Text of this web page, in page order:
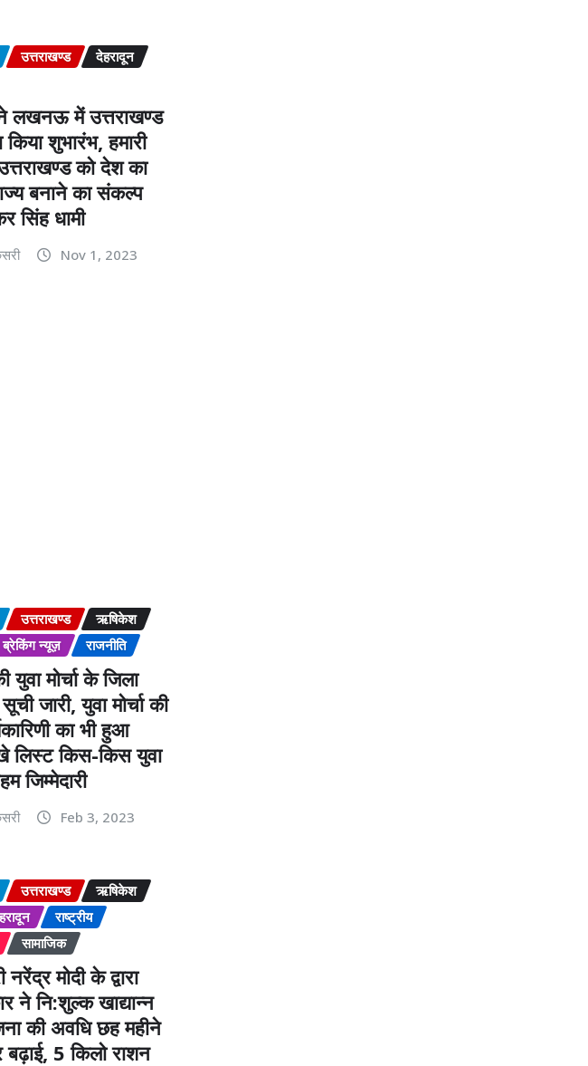
उत्तराखण्ड
देहरादून
लखनऊ में उत्तराखण्ड
शुभारंभ, हमारी
को देश का
बनाने का संकल्प
सिंह धामी
Nov 1, 2023
उत्तराखण्ड
ऋषिकेश
ब्रेकिंग न्यूज़ राजनीति
युवा मोर्चा के जिला
जारी, युवा मोर्चा की
का भी हुआ
लिस्ट किस-किस युवा
जिम्मेदारी
Feb 3, 2023
उत्तराखण्ड
ऋषिकेश
राष्ट्रीय
सामाजिक
मोदी के द्वारा
ने नि:शुल्क खाद्यान्न
की अवधि छह महीने
5 किलो राशन